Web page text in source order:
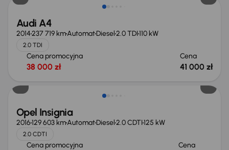
Audi A4
2014237 719 kmAutomatDiesel2.0 TDI110 kW
2.0 TDI
Cena promocyjna
38 000 zł
Cena
41 000 zł
Opel Insignia
2016129 603 kmAutomatDiesel2.0 CDTI125 kW
2.0 CDTI
Cena promocyjna Cena